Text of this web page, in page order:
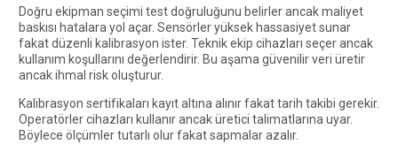
Doğru ekipman seçimi test doğruluğunu belirler ancak maliyet
baskısı hatalara yol açar. Sensörler yüksek hassasiyet sunar
fakat düzenli kalibrasyon ister. Teknik ekip cihazları seçer ancak
kullanım koşullarını değerlendirir. Bu aşama güvenilir veri üretir
ancak ihmal risk oluşturur.
Kalibrasyon sertifikaları kayıt altına alınır fakat tarih takibi gerekir.
Operatörler cihazları kullanır ancak üretici talimatlarına uyar.
Böylece ölçümler tutarlı olur fakat sapmalar azalır.